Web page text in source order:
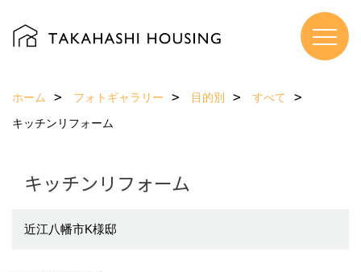
ホーム フォトギャラリー 目的別
すべて
キッチンリフォーム
キッチンリフォーム
近江八幡市K様邸